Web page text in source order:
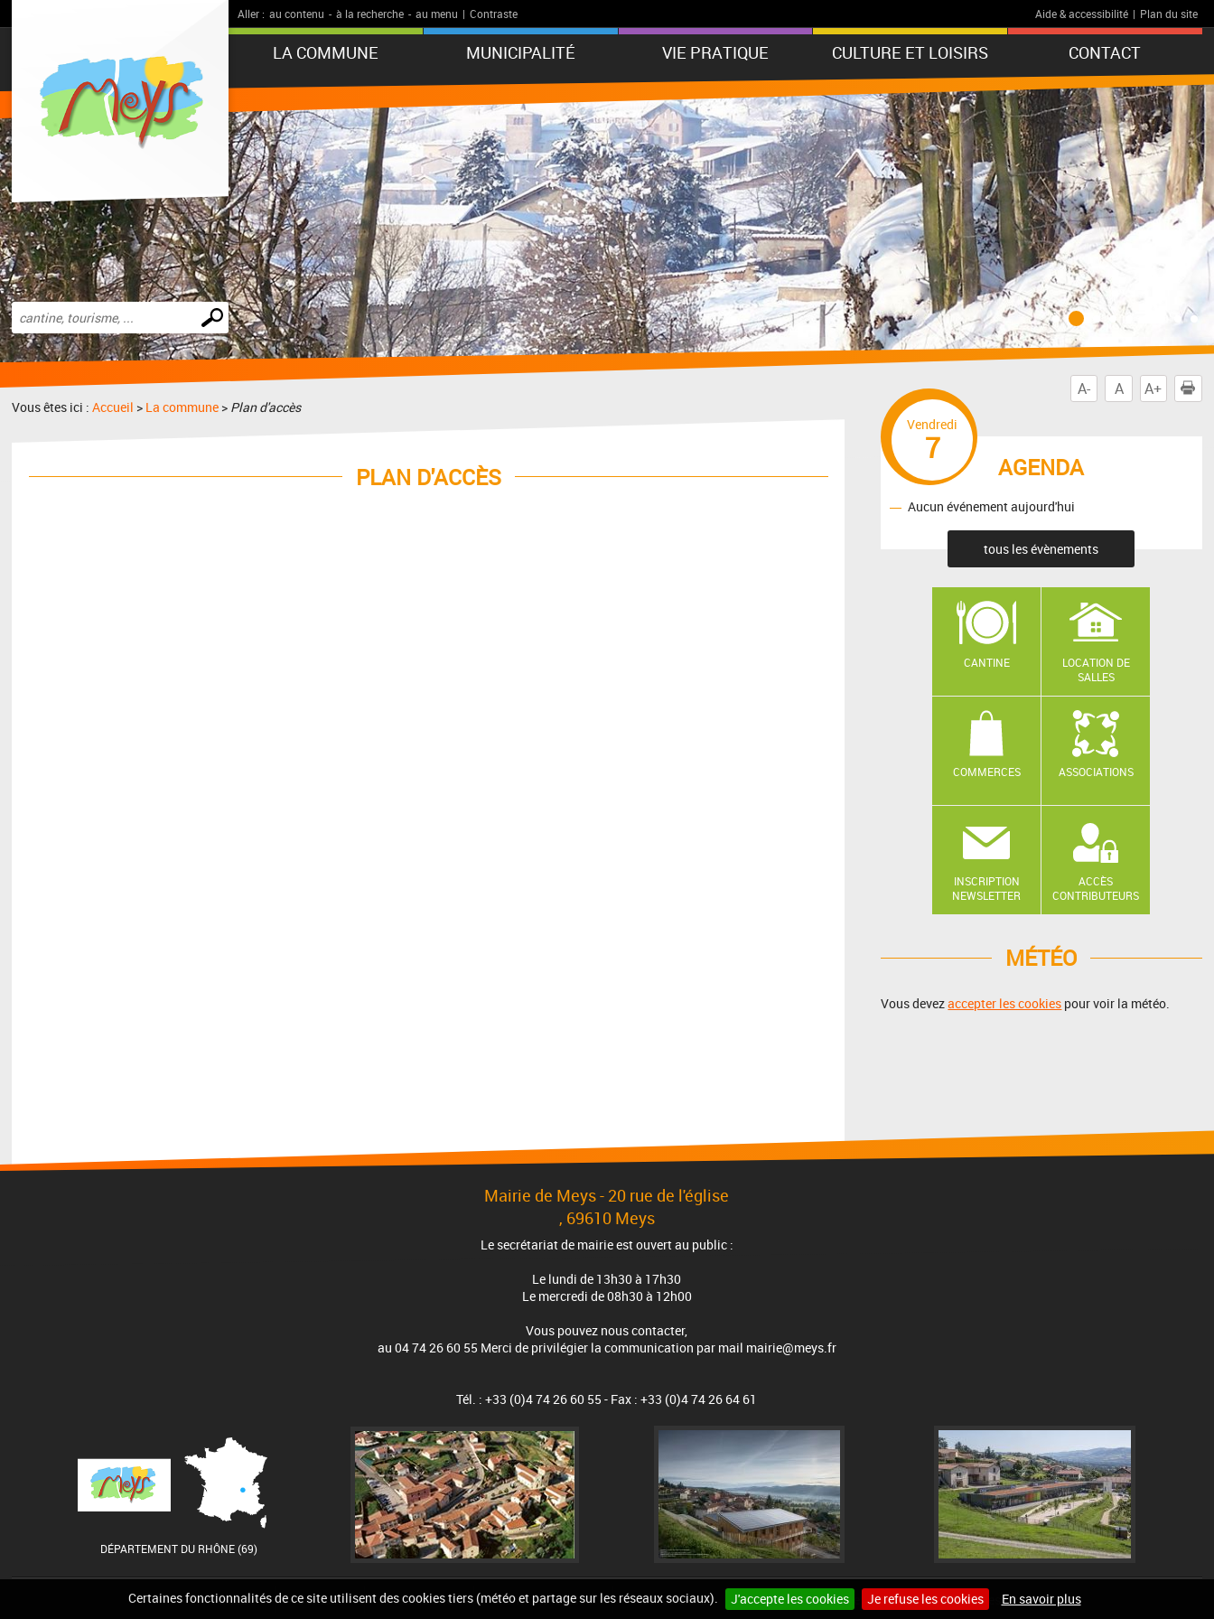
Certaines fonctionnalités de ce site utilisent des cookies tiers (météo et partage sur les réseaux sociaux). J'accepte les cookies Je refuse les cookies En savoir plus
Aller : au contenu - à la recherche - au menu | Contraste Aide & accessibilité | Plan du site
LA COMMUNE MUNICIPALITÉ VIE PRATIQUE CULTURE ET LOISIRS CONTACT
Effectuer
une
recherche
A- A A+
Vous êtes ici :Accueil > La commune > Plan d'accès
PLAN D'ACCÈS AGENDA
Vendredi
7
Aucun événement aujourd'hui
tous les évènements
CANTINE
LOCATION DE
SALLES
COMMERCES ASSOCIATIONS
INSCRIPTION
NEWSLETTER
ACCÈS
CONTRIBUTEURS
MÉTÉO
Vous devezaccepter les cookies pour voir la météo.
Mairie de Meys - 20 rue de l'église
, 69610 Meys
Le secrétariat de mairie est ouvert au public :
Le lundi de 13h30 à 17h30
Le mercredi de 08h30 à 12h00
Vous pouvez nous contacter,
au 04 74 26 60 55 Merci de privilégier la communication par mail mairie@meys.fr
Tél. : +33 (0)4 74 26 60 55 - Fax : +33 (0)4 74 26 64 61
DÉPARTEMENT DU RHÔNE (69)
Accueil Contact Plan du site Mentions légales Accessibilité Cookies Site internet pour communes